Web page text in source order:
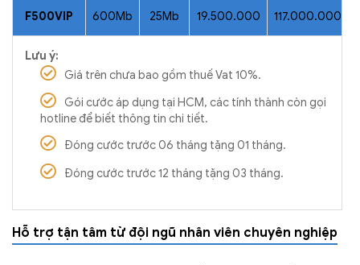
F500VIP 600Mb 25Mb 19.500.000 117.000.000
Lưu ý:
Giá trên chưa bao gồm thuế Vat 10%.
Gói cước áp dụng tại HCM, các tính thành còn gọi
hotline để biết thông tin chi tiết.
Đóng cước trước 06 tháng tặng 01 tháng.
Đóng cước trước 12 tháng tặng 03 tháng.
Hỗ trợ tận tâm từ đội ngũ nhân viên chuyên nghiệp